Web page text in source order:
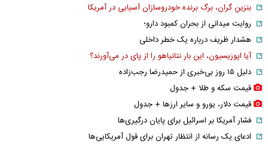
بنزینِ گران، برگ برنده خودروسازان آسیایی در آمریکا
روایت میدانی از بحران کمبود دارو؛
هشدار ظریف درباره یک خطر داخلی
آیا اپوزیسیون، این بار نتانیاهو را از پای در می‌آورند؟
دلیل ۱۵ روز بی‌خبری از حمیدرضا رجب‌زاده
قیمت سکه و طلا + جدول
قیمت دلار، یورو و سایر ارز‌ها + جدول
فشار آمریکا بر اسرائیل برای پایان درگیری‌ها
ادعای یک رسانه از انتظار تهران برای قول آمریکایی‌ها